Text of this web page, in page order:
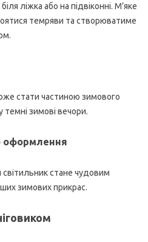
ліжка або на підвіконні. М’яке
темряви та створюватиме
стати частиною зимового
зимові вечори.
оформлення
світильник стане чудовим
зимових прикрас.